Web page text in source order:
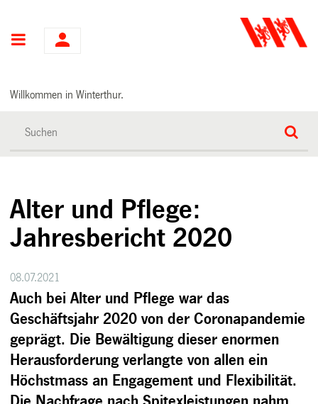
Hauptnavigation
Willkommen in Winterthur.
Alter und Pflege:
Jahresbericht 2020
08.07.2021
Auch bei Alter und Pflege war das
Geschäftsjahr 2020 von der Coronapandemie
geprägt. Die Bewältigung dieser enormen
Herausforderung verlangte von allen ein
Höchstmass an Engagement und Flexibilität.